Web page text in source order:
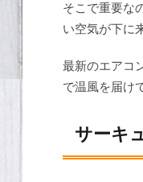
そこで重要な
い空気が下に
最新のエアコ
で温風を届け
サーキ